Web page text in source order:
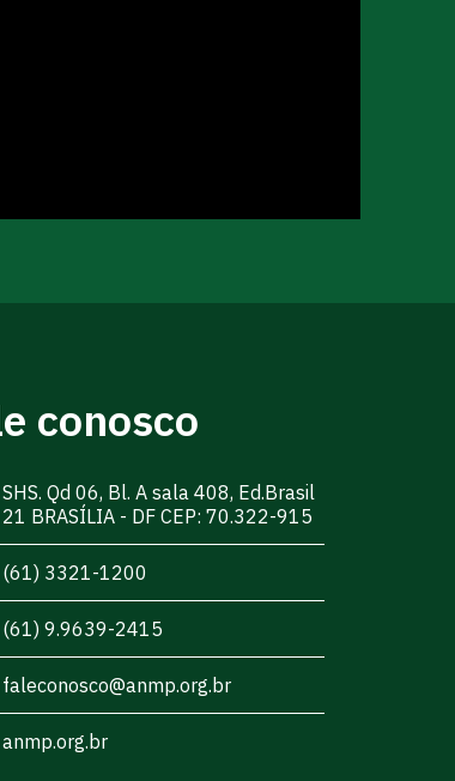
conosco
SHS. Qd 06, Bl. A sala 408, Ed.Brasil
21 BRASÍLIA - DF CEP: 70.322-915
(61) 3321-1200
(61) 9.9639-2415
faleconosco@anmp.org.br
anmp.org.br